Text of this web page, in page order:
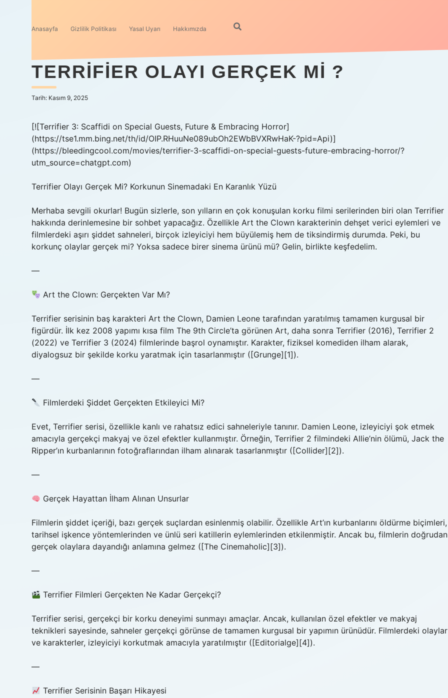
Anasayfa Gizlilik Politikası Yasal Uyarı Hakkımızda
TERRIFIER OLAYI GERÇEK MI ?
Tarih: Kasım 9, 2025
[![Terrifier 3: Scaffidi on Special Guests, Future & Embracing Horror]
(https://tse1.mm.bing.net/th/id/OIP.RHuuNe089ubOh2EWbBVXRwHaK-?pid=Api)]
(https://bleedingcool.com/movies/terrifier-3-scaffidi-on-special-guests-future-embracing-horror/?
utm_source=chatgpt.com)
Terrifier Olayı Gerçek Mi? Korkunun Sinemadaki En Karanlık Yüzü
Merhaba sevgili okurlar! Bugün sizlerle, son yılların en çok konuşulan korku filmi serilerinden biri olan Terrifier
hakkında derinlemesine bir sohbet yapacağız. Özellikle Art the Clown karakterinin dehşet verici eylemleri ve
filmlerdeki aşırı şiddet sahneleri, birçok izleyiciyi hem büyülemiş hem de tiksindirmiş durumda. Peki, bu
korkunç olaylar gerçek mi? Yoksa sadece birer sinema ürünü mü? Gelin, birlikte keşfedelim.
—
Art the Clown: Gerçekten Var Mı?
Terrifier serisinin baş karakteri Art the Clown, Damien Leone tarafından yaratılmış tamamen kurgusal bir
figürdür. İlk kez 2008 yapımı kısa film The 9th Circle’ta görünen Art, daha sonra Terrifier (2016), Terrifier 2
(2022) ve Terrifier 3 (2024) filmlerinde başrol oynamıştır. Karakter, fiziksel komediden ilham alarak,
diyalogsuz bir şekilde korku yaratmak için tasarlanmıştır ([Grunge][1]).
—
Filmlerdeki Şiddet Gerçekten Etkileyici Mi?
Evet, Terrifier serisi, özellikle kanlı ve rahatsız edici sahneleriyle tanınır. Damien Leone, izleyiciyi şok etmek
amacıyla gerçekçi makyaj ve özel efektler kullanmıştır. Örneğin, Terrifier 2 filmindeki Allie’nin ölümü, Jack the
Ripper’ın kurbanlarının fotoğraflarından ilham alınarak tasarlanmıştır ([Collider][2]).
—
Gerçek Hayattan İlham Alınan Unsurlar
Filmlerin şiddet içeriği, bazı gerçek suçlardan esinlenmiş olabilir. Özellikle Art’ın kurbanlarını öldürme biçimleri,
tarihsel işkence yöntemlerinden ve ünlü seri katillerin eylemlerinden etkilenmiştir. Ancak bu, filmlerin doğrudan
gerçek olaylara dayandığı anlamına gelmez ([The Cinemaholic][3]).
—
Terrifier Filmleri Gerçekten Ne Kadar Gerçekçi?
Terrifier serisi, gerçekçi bir korku deneyimi sunmayı amaçlar. Ancak, kullanılan özel efektler ve makyaj
teknikleri sayesinde, sahneler gerçekçi görünse de tamamen kurgusal bir yapımın ürünüdür. Filmlerdeki olaylar
ve karakterler, izleyiciyi korkutmak amacıyla yaratılmıştır ([Editorialge][4]).
—
Terrifier Serisinin Başarı Hikayesi